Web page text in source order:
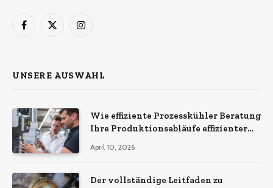
Facebook
X
Instagram
UNSERE AUSWAHL
Wie effiziente Prozesskühler Beratung
Ihre Produktionsabläufe effizienter
April 10, 2026
Der vollständige Leitfaden zu